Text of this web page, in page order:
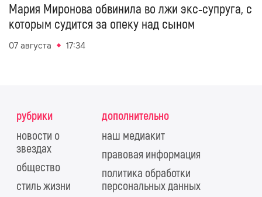
Мария Миронова обвинила во лжи экс‑супруга, с
которым судится за опеку над сыном
07 августа 17:34
рубрики
новости о
звездах
общество
стиль жизни
дополнительно
наш медиакит
правовая информация
политика обработки
персональных данных